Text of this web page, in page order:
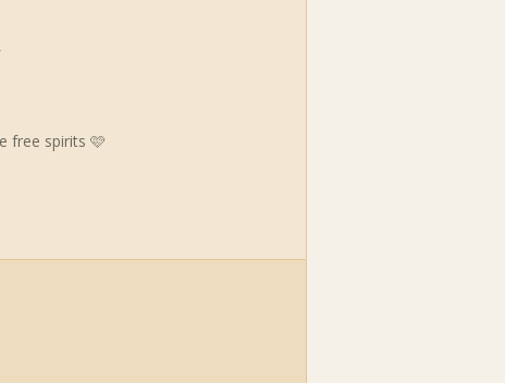
free spirits 🩷